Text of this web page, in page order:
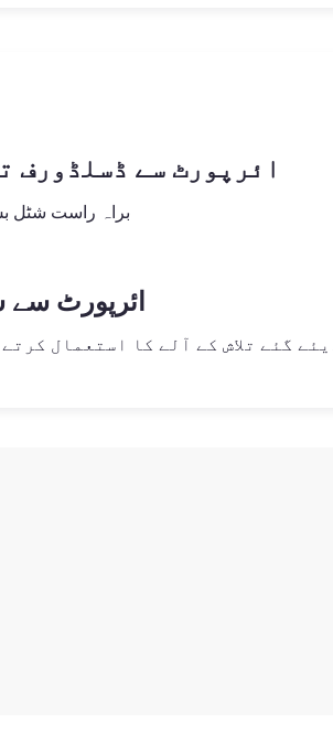
ائرپورٹ سے ڈسلڈورف
براہ راست شٹل
ائرپورٹ سے
گئے تلاش کے آلے کا استعمال